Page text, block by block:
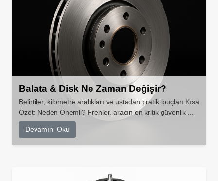
Balata & Disk Ne Zaman Değişir?
Belirtiler, kilometre aralıkları ve ustadan pratik ipuçları Kısa
Özet: Neden Önemli? Frenler, aracın en kritik güvenlik ...
Devamını Oku